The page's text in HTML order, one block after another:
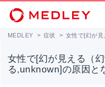
MEDLEY > 症状 > 女性で[幻が
女性で[幻が見える（
る,unknown]の原因と